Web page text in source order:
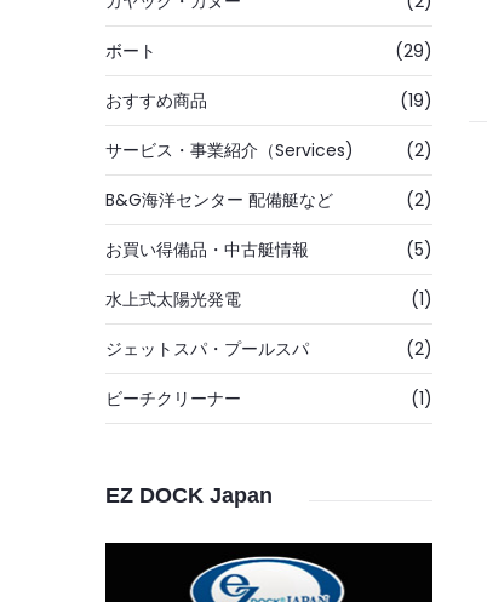
ボート (29)
おすすめ商品 (19)
サービス・事業紹介（Services) (2)
B&G海洋センター 配備艇など (2)
お買い得備品・中古艇情報 (5)
水上式太陽光発電 (1)
ジェットスパ・プールスパ (2)
ビーチクリーナー (1)
EZ DOCK Japan